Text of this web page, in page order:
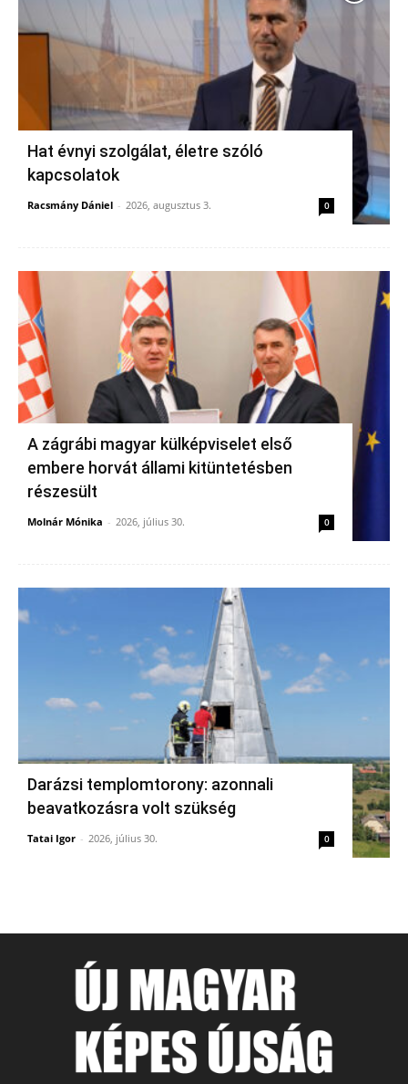
Hat évnyi szolgálat, életre szóló
kapcsolatok
Racsmány Dániel - 2026, augusztus 3. 0
A zágrábi magyar külképviselet első
embere horvát állami kitüntetésben
részesült
Molnár Mónika - 2026, július 30. 0
Darázsi templomtorony: azonnali
beavatkozásra volt szükség
Tatai Igor - 2026, július 30. 0